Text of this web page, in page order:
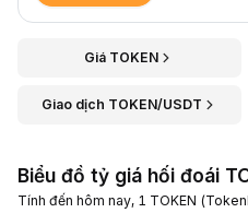
Giá TOKEN
Giao dịch TOKEN/USDT
Biểu đồ tỷ giá hối đoái
Tính đến hôm nay, 1 TOKEN